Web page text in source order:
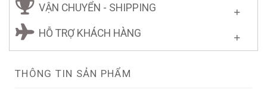
VẬN CHUYỂN - SHIPPING
HỖ TRỢ KHÁCH HÀNG
THÔNG TIN SẢN PHẨM